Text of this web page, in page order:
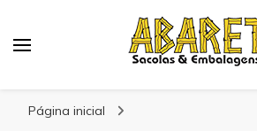
Página inicial